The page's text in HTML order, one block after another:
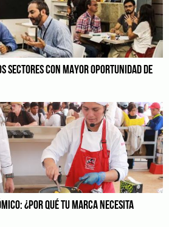
SECTORES CON MAYOR OPORTUNIDAD DE
¿POR QUÉ TU MARCA NECESITA